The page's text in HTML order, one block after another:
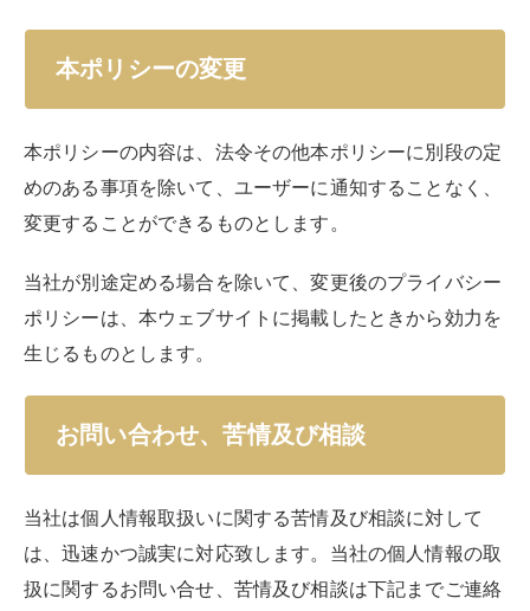
本ポリシーの変更
本ポリシーの内容は、法令その他本ポリシーに別段の定
めのある事項を除いて、ユーザーに通知することなく、
変更することができるものとします。
当社が別途定める場合を除いて、変更後のプライバシー
ポリシーは、本ウェブサイトに掲載したときから効力を
生じるものとします。
お問い合わせ、苦情及び相談
当社は個人情報取扱いに関する苦情及び相談に対して
は、迅速かつ誠実に対応致します。当社の個人情報の取
扱に関するお問い合せ、苦情及び相談は下記までご連絡